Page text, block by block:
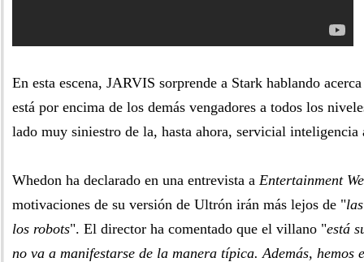
En esta escena, JARVIS sorprende a Stark hablando
está por encima de los demás vengadores a todos los
lado muy siniestro de la, hasta ahora, servicial
Whedon ha declarado en una entrevista a Entertainment
motivaciones de su versión de Ultrón irán más lejos de "
los robots". El director ha comentado que el villano "está
no va a manifestarse de la manera típica. Además, hemos